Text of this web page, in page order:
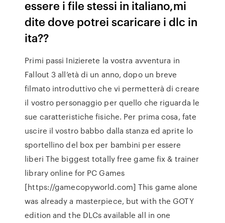
essere i file stessi in italiano,mi
dite dove potrei scaricare i dlc in
ita??
Primi passi Inizierete la vostra avventura in
Fallout 3 all’età di un anno, dopo un breve
filmato introduttivo che vi permetterà di creare
il vostro personaggio per quello che riguarda le
sue caratteristiche fisiche. Per prima cosa, fate
uscire il vostro babbo dalla stanza ed aprite lo
sportellino del box per bambini per essere
liberi The biggest totally free game fix & trainer
library online for PC Games
[https://gamecopyworld.com] This game alone
was already a masterpiece, but with the GOTY
edition and the DLCs available all in one